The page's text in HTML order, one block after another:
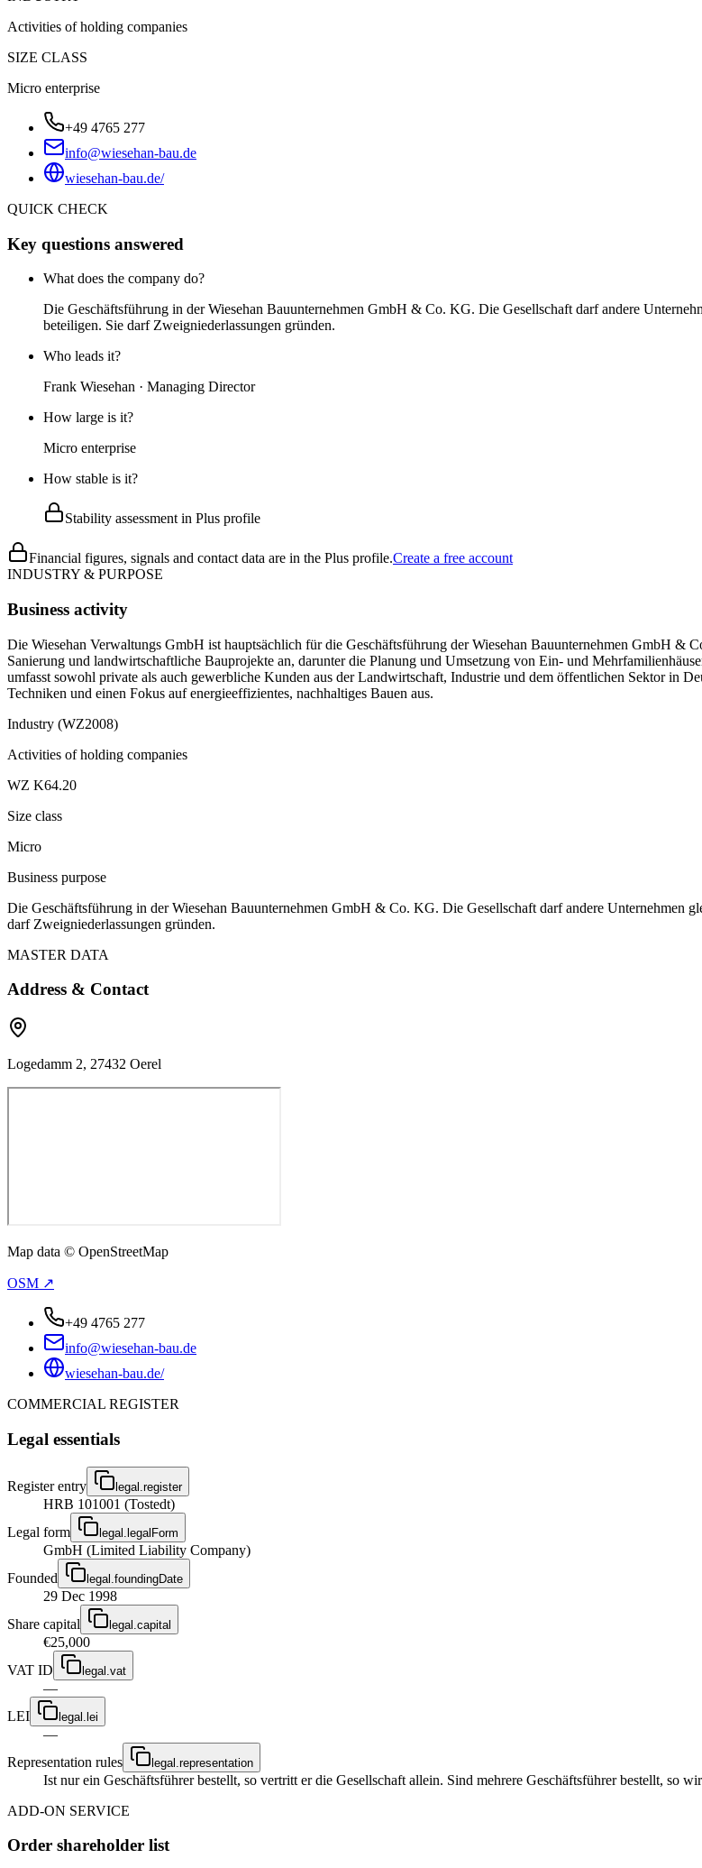
Activities of holding companies
SIZE CLASS
Micro enterprise
+49 4765 277
info@wiesehan-bau.de
wiesehan-bau.de/
QUICK CHECK
Key questions answered
What does the company do?
Die Geschäftsführung in der Wiesehan Bauunternehmen GmbH & Co. KG. Die Gesellschaft darf andere
beteiligen. Sie darf Zweigniederlassungen gründen.
Who leads it?
Frank Wiesehan · Managing Director
How large is it?
Micro enterprise
How stable is it?
Stability assessment in Plus profile
Financial figures, signals and contact data are in the Plus profile.Create a free account
INDUSTRY & PURPOSE
Business activity
Die Wiesehan Verwaltungs GmbH ist hauptsächlich für die Geschäftsführung der Wiesehan Bauunternehmen GmbH &
Sanierung und landwirtschaftliche Bauprojekte an, darunter die Planung und Umsetzung von Ein- und
umfasst sowohl private als auch gewerbliche Kunden aus der Landwirtschaft, Industrie und dem öffentlichen Sektor in
Techniken und einen Fokus auf energieeffizientes, nachhaltiges Bauen aus.
Industry (WZ2008)
Activities of holding companies
WZ K64.20
Size class
Micro
Business purpose
Die Geschäftsführung in der Wiesehan Bauunternehmen GmbH & Co. KG. Die Gesellschaft darf andere Unternehmen
darf Zweigniederlassungen gründen.
MASTER DATA
Address & Contact
Logedamm 2, 27432 Oerel
Map data © OpenStreetMap
OSM ↗
+49 4765 277
info@wiesehan-bau.de
wiesehan-bau.de/
COMMERCIAL REGISTER
Legal essentials
Register entry legal.register
HRB 101001 (Tostedt)
Legal form
legal.legalForm
GmbH (Limited Liability Company)
Founded
legal.foundingDate
29 Dec 1998
Share capital
legal.capital
€25,000
VAT ID
legal.vat
—
LEI
legal.lei
—
Representation rules
legal.representation
Ist nur ein Geschäftsführer bestellt, so vertritt er die Gesellschaft allein. Sind mehrere Geschäftsführer bestellt, so
ADD-ON SERVICE
Order shareholder list